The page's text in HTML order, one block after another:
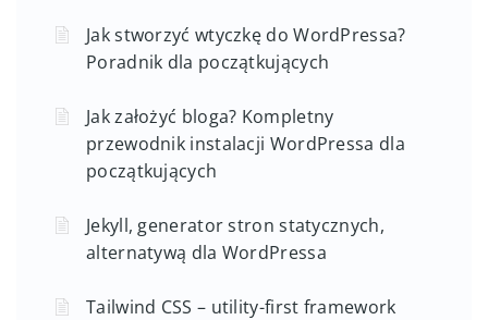
Jak stworzyć wtyczkę do WordPressa?
Poradnik dla początkujących
Jak założyć bloga? Kompletny
przewodnik instalacji WordPressa dla
początkujących
Jekyll, generator stron statycznych,
alternatywą dla WordPressa
Tailwind CSS – utility-first framework